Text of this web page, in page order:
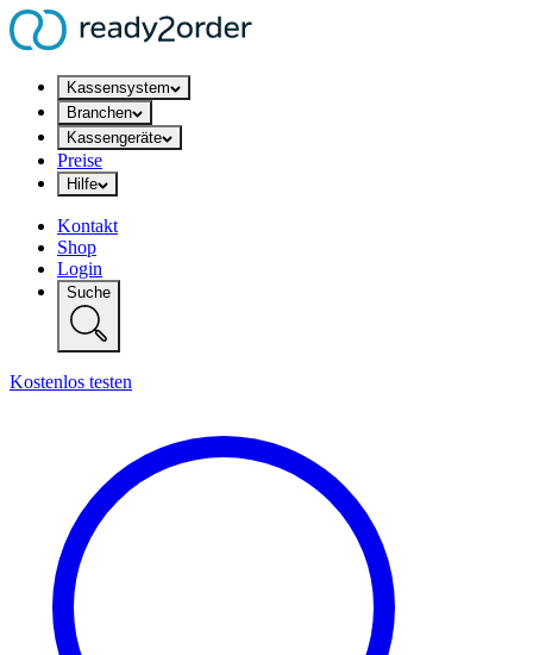
Kassensystem
Branchen
Kassengeräte
Preise
Hilfe
Kontakt
Shop
Login
Suche
Kostenlos testen